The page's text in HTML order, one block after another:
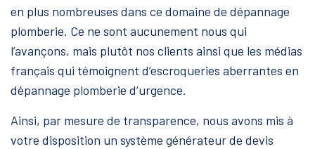
en plus nombreuses dans ce domaine de dépannage
plomberie. Ce ne sont aucunement nous qui
l’avançons, mais plutôt nos clients ainsi que les médias
français qui témoignent d’escroqueries aberrantes en
dépannage plomberie d’urgence.
Ainsi, par mesure de transparence, nous avons mis à
votre disposition un système générateur de devis